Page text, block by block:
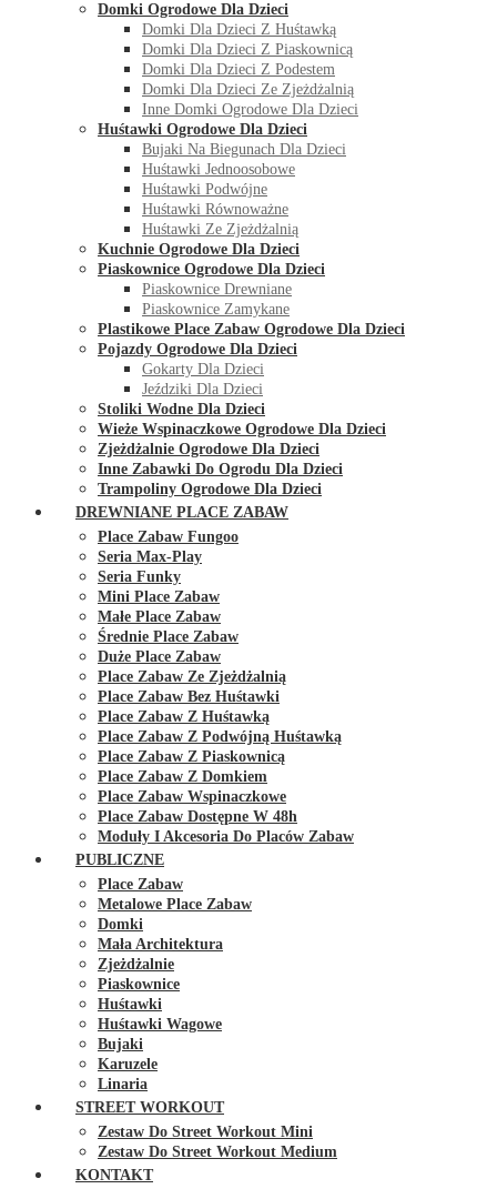
Domki Ogrodowe Dla Dzieci
Domki Dla Dzieci Z Huśtawką
Domki Dla Dzieci Z Piaskownicą
Domki Dla Dzieci Z Podestem
Domki Dla Dzieci Ze Zjeżdżalnią
Inne Domki Ogrodowe Dla Dzieci
Huśtawki Ogrodowe Dla Dzieci
Bujaki Na Biegunach Dla Dzieci
Huśtawki Jednoosobowe
Huśtawki Podwójne
Huśtawki Równoważne
Huśtawki Ze Zjeżdżalnią
Kuchnie Ogrodowe Dla Dzieci
Piaskownice Ogrodowe Dla Dzieci
Piaskownice Drewniane
Piaskownice Zamykane
Plastikowe Place Zabaw Ogrodowe Dla Dzieci
Pojazdy Ogrodowe Dla Dzieci
Gokarty Dla Dzieci
Jeździki Dla Dzieci
Stoliki Wodne Dla Dzieci
Wieże Wspinaczkowe Ogrodowe Dla Dzieci
Zjeżdżalnie Ogrodowe Dla Dzieci
Inne Zabawki Do Ogrodu Dla Dzieci
Trampoliny Ogrodowe Dla Dzieci
DREWNIANE PLACE ZABAW
Place Zabaw Fungoo
Seria Max-Play
Seria Funky
Mini Place Zabaw
Małe Place Zabaw
Średnie Place Zabaw
Duże Place Zabaw
Place Zabaw Ze Zjeżdżalnią
Place Zabaw Bez Huśtawki
Place Zabaw Z Huśtawką
Place Zabaw Z Podwójną Huśtawką
Place Zabaw Z Piaskownicą
Place Zabaw Z Domkiem
Place Zabaw Wspinaczkowe
Place Zabaw Dostępne W 48h
Moduły I Akcesoria Do Placów Zabaw
PUBLICZNE
Place Zabaw
Metalowe Place Zabaw
Domki
Mała Architektura
Zjeżdżalnie
Piaskownice
Huśtawki
Huśtawki Wagowe
Bujaki
Karuzele
Linaria
STREET WORKOUT
Zestaw Do Street Workout Mini
Zestaw Do Street Workout Medium
KONTAKT